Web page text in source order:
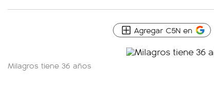
Agregar C5N en
Milagros tiene 36 años